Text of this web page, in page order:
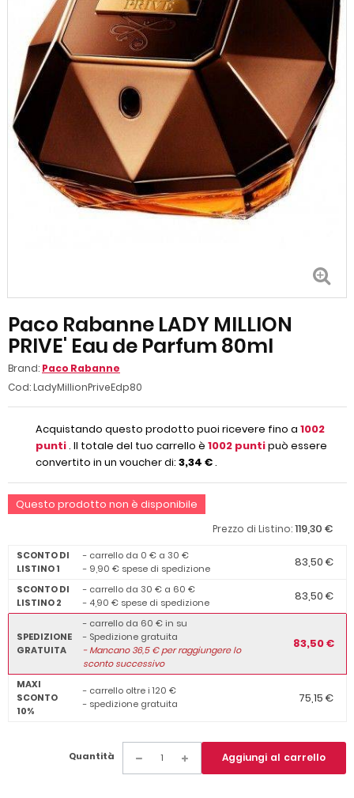
Paco Rabanne LADY MILLION
PRIVE' Eau de Parfum 80ml
Brand: Paco Rabanne
Cod:LadyMillionPriveEdp80
Acquistando questo prodotto puoi ricevere fino a 1002
punti. Il totale del tuo carrello è 1002 puntipuò essere
convertito in un voucher di: 3,34 €.
Questo prodotto non è disponibile
Prezzo di Listino:119,30 €
SCONTO DI
LISTINO 1
- carrello da 0 € a 30 €
- 9,90 € spese di spedizione
83,50 €
SCONTO DI
LISTINO 2
- carrello da 30 € a 60 €
- 4,90 € spese di spedizione
83,50 €
SPEDIZIONE
GRATUITA
- carrello da 60 € in su
- Spedizione gratuita
-Mancano36,5€ per raggiungere lo
sconto successivo
83,50 €
MAXI
SCONTO
10%
- carrello oltre i 120 €
- spedizione gratuita
75,15 €
Quantità Aggiungi al carrello